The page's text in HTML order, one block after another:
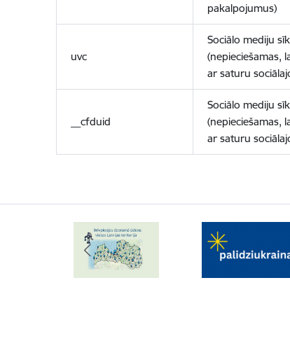
pakalpojumus)
uvc
Sociālo mediju
(nepieciešamas,
ar saturu
__cfduid
Sociālo mediju
(nepieciešamas,
ar saturu